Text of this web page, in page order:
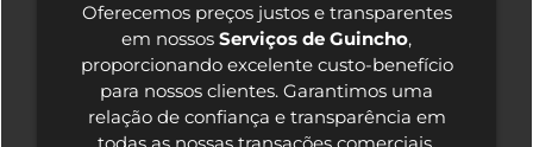
Oferecemos preços justos e transparentes
em nossos Serviços de Guincho,
proporcionando excelente custo-benefício
para nossos clientes. Garantimos uma
relação de confiança e transparência em